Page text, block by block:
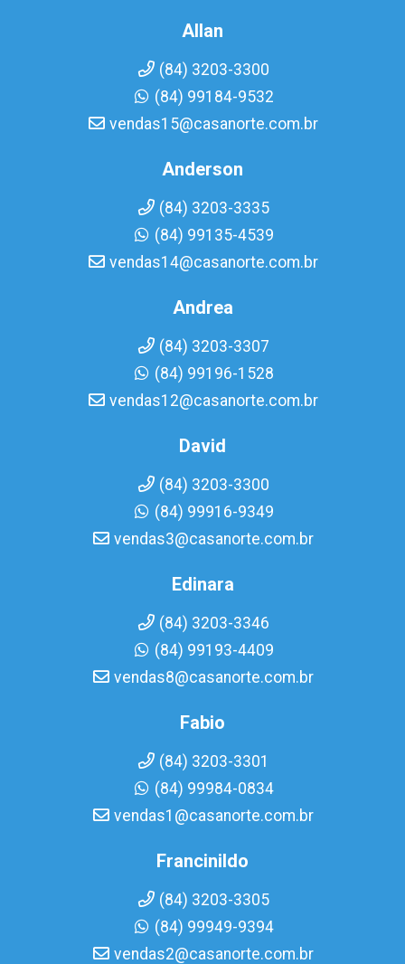
Allan
(84) 3203-3300
(84) 99184-9532
vendas15@casanorte.com.br
Anderson
(84) 3203-3335
(84) 99135-4539
vendas14@casanorte.com.br
Andrea
(84) 3203-3307
(84) 99196-1528
vendas12@casanorte.com.br
David
(84) 3203-3300
(84) 99916-9349
vendas3@casanorte.com.br
Edinara
(84) 3203-3346
(84) 99193-4409
vendas8@casanorte.com.br
Fabio
(84) 3203-3301
(84) 99984-0834
vendas1@casanorte.com.br
Francinildo
(84) 3203-3305
(84) 99949-9394
vendas2@casanorte.com.br